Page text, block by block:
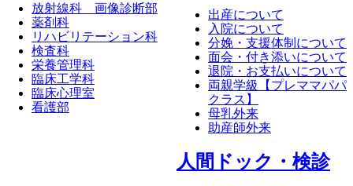
放射線科 画像診断部
薬剤科
リハビリテーション科
検査科
栄養管理科
臨床工学科
臨床心理室
看護部
出産について
入院について
分娩・支援体制について
面会・付き添いについて
退院・お支払いについて
両親学級【プレママパパ
クラス】
母乳外来
助産師外来
⼈間ドック・検診